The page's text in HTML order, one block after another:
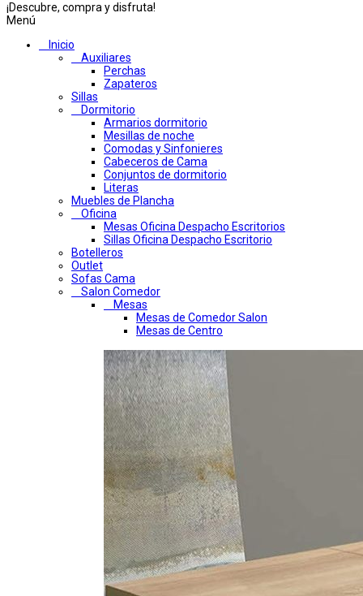
¡Descubre, compra y disfruta!
Menú
Inicio
Auxiliares
Perchas
Zapateros
Sillas
Dormitorio
Armarios dormitorio
Mesillas de noche
Comodas y Sinfonieres
Cabeceros de Cama
Conjuntos de dormitorio
Literas
Muebles de Plancha
Oficina
Mesas Oficina Despacho Escritorios
Sillas Oficina Despacho Escritorio
Botelleros
Outlet
Sofas Cama
Salon Comedor
Mesas
Mesas de Comedor Salon
Mesas de Centro